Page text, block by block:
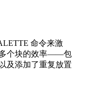
命令来激
多个块的效率——包
及添加了重复放置